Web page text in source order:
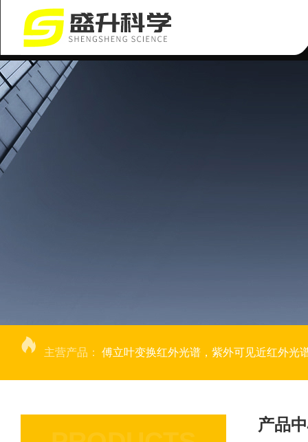
主营产品： 傅立叶变换红外光谱，紫外可见近红外光谱仪
产品